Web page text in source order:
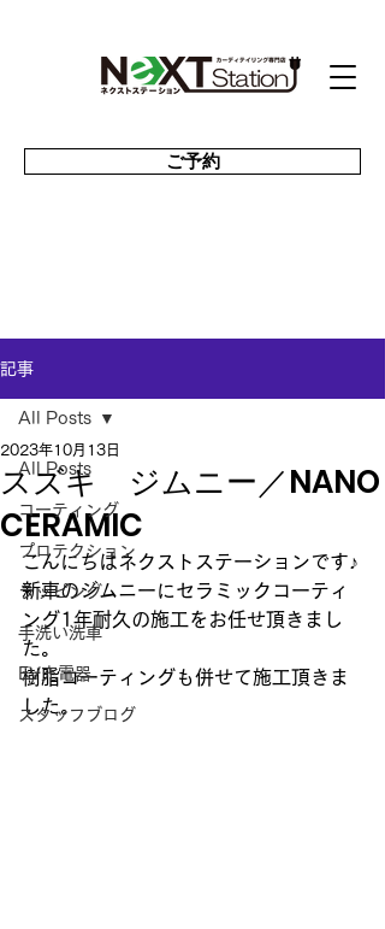
ご予約
記事
All Posts
コーティング
プロテクション
ラッピング
手洗い洗車
EV充電器
スタッフブログ
All Posts
スズキ ジムニー／NANO
CERAMIC
2023年10月13日
こんにちはネクストステーションです♪
新車のジムニーにセラミックコーティ
ング1年耐久の施工をお任せ頂きまし
た。
樹脂コーティングも併せて施工頂きま
した。